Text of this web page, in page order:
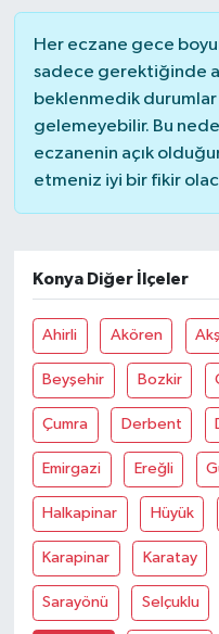
Her eczane gece
sadece gerektiğinde
beklenmedik
gelemeyebilir. Bu
eczanenin açık
etmeniz iyi bir fikir
Konya Diğer İlçeler
Ahirli Akören
Beyşehir Bozkir
Çumra Derbent
Emirgazi Ereğli
Halkapinar Hüyük
Karapinar Karatay
Sarayönü Selçuklu